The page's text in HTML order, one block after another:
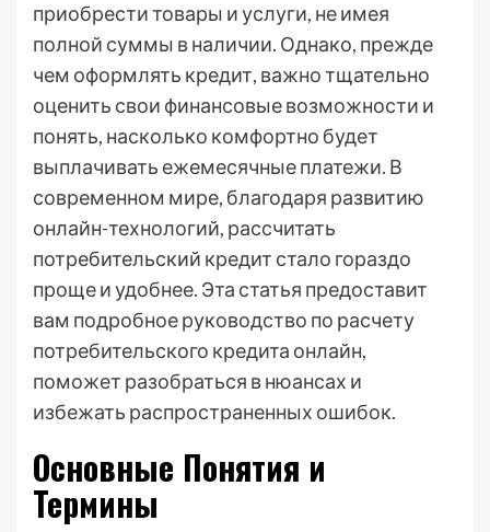
приобрести товары и услуги, не имея
полной суммы в наличии. Однако, прежде
чем оформлять кредит, важно тщательно
оценить свои финансовые возможности и
понять, насколько комфортно будет
выплачивать ежемесячные платежи. В
современном мире, благодаря развитию
онлайн-технологий, рассчитать
потребительский кредит стало гораздо
проще и удобнее. Эта статья предоставит
вам подробное руководство по расчету
потребительского кредита онлайн,
поможет разобраться в нюансах и
избежать распространенных ошибок.
Основные Понятия и
Термины